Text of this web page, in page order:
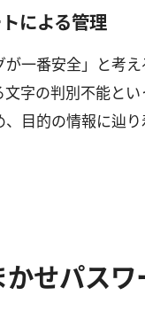
による管理
が一番安全」と考
字の判別不能と
、目的の情報に辿
かせパス